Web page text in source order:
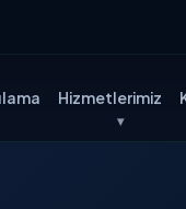
Hizmetlerimiz